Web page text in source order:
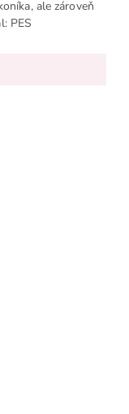
ale zároveň
PES